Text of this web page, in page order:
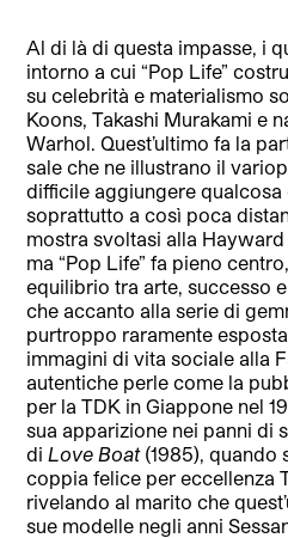
Al di là di questa impasse, i
intorno a cui “Pop Life”
su celebrità e materialismo
Koons, Takashi Murakami e
Warhol. Quest’ultimo fa la
sale che ne illustrano il
difficile aggiungere qualcosa
soprattutto a così poca
mostra svoltasi alla
ma “Pop Life” fa pieno
equilibrio tra arte, successo
che accanto alla serie di
purtroppo raramente
immagini di vita sociale alla
autentiche perle come la
per la TDK in Giappone nel
sua apparizione nei panni di
di Love Boat(1985), quando
coppia felice per eccellenza
rivelando al marito che
sue modelle negli anni